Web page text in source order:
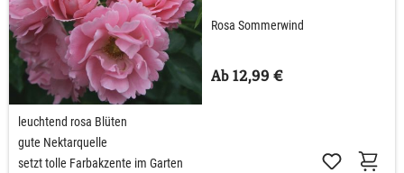
Rosa Sommerwind
Ab 12,99 €
leuchtend rosa Blüten
gute Nektarquelle
setzt tolle Farbakzente im Garten